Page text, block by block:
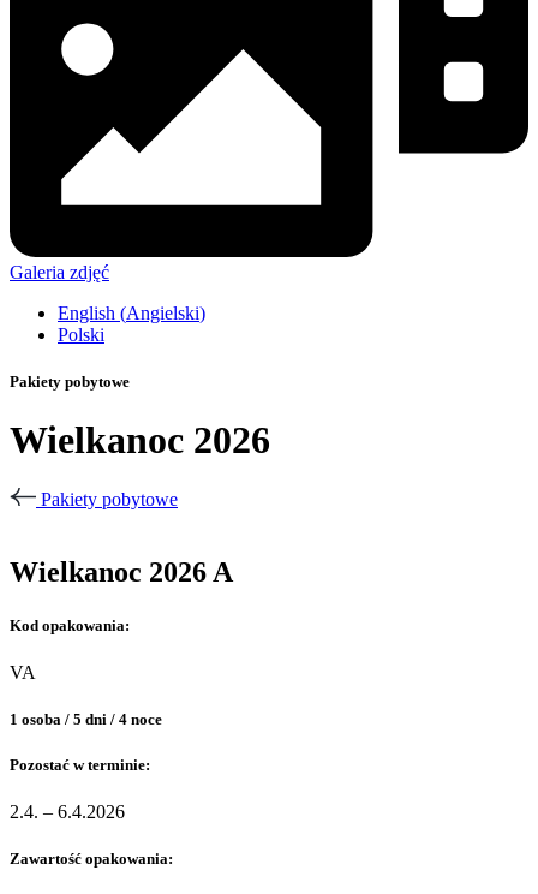
Galeria zdjęć
English (Angielski)
Polski
Pakiety pobytowe
Wielkanoc 2026
Pakiety pobytowe
Wielkanoc 2026 A
Kod opakowania:
VA
1 osoba / 5 dni / 4 noce
Pozostać w terminie:
2.4. – 6.4.2026
Zawartość opakowania: